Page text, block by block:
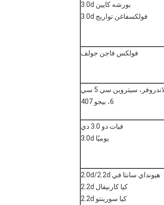
بورشه كايين 3.0d
فولكسفاغن تواريج 3.0d
فولكس فاجن جولف
لاندروفر، سيتروين سي 5 سي
6، بيجو 407
فيات دو 3.0 دي
يوميًا 3.0d
هيونداي سانتا في 2.0d/2.2d
كيا كارنيفال 2.2d
كيا سورينتو 2.2d